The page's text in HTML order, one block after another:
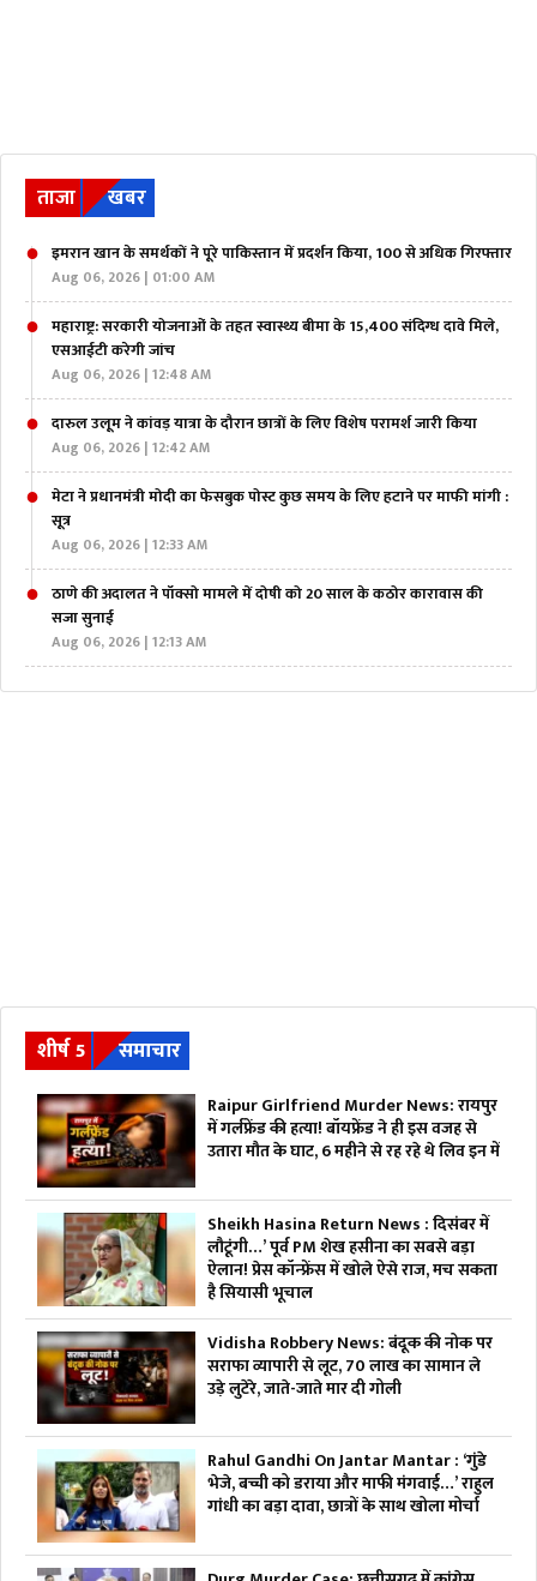
ताजा खबर
इमरान खान के समर्थकों ने पूरे पाकिस्तान में प्रदर्शन किया, 100 से अधिक गिरफ्तार
Aug 06, 2026 | 01:00 AM
महाराष्ट्र: सरकारी योजनाओं के तहत स्वास्थ्य बीमा के 15,400 संदिग्ध दावे मिले,
एसआईटी करेगी जांच
Aug 06, 2026 | 12:48 AM
दारुल उलूम ने कांवड़ यात्रा के दौरान छात्रों के लिए विशेष परामर्श जारी किया
Aug 06, 2026 | 12:42 AM
मेटा ने प्रधानमंत्री मोदी का फेसबुक पोस्ट कुछ समय के लिए हटाने पर माफी मांगी :
सूत्र
Aug 06, 2026 | 12:33 AM
ठाणे की अदालत ने पॉक्सो मामले में दोषी को 20 साल के कठोर कारावास की
सजा सुनाई
Aug 06, 2026 | 12:13 AM
शीर्ष 5 समाचार
Raipur Girlfriend Murder News: रायपुर
में गर्लफ्रेंड की हत्या! बॉयफ्रेंड ने ही इस वजह से
उतारा मौत के घाट, 6 महीने से रह रहे थे लिव इन में
Sheikh Hasina Return News : दिसंबर में
लौटूंगी…’ पूर्व PM शेख हसीना का सबसे बड़ा
ऐलान! प्रेस कॉन्फ्रेंस में खोले ऐसे राज, मच सकता
है सियासी भूचाल
Vidisha Robbery News: बंदूक की नोक पर
सराफा व्यापारी से लूट, 70 लाख का सामान ले
उड़े लुटेरे, जाते-जाते मार दी गोली
Rahul Gandhi On Jantar Mantar : ‘गुंडे
भेजे, बच्ची को डराया और माफी मंगवाई…’ राहुल
गांधी का बड़ा दावा, छात्रों के साथ खोला मोर्चा